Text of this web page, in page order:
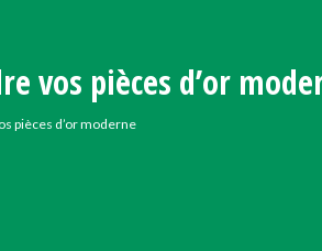
vos pièces d’or
:
pièces d’or moderne